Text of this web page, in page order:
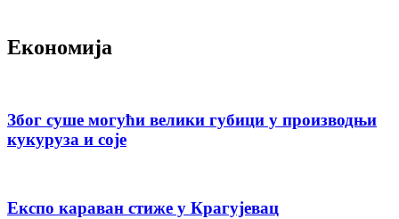
Економија
Због суше могући велики губици у производњи
кукуруза и соје
Експо караван стиже у Крагујевац